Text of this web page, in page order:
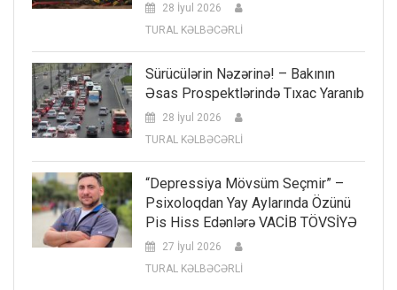
28 İyul 2026
TURAL KƏLBƏCƏRLİ
Sürücülərin Nəzərinə! – Bakının
Əsas Prospektlərində Tıxac Yaranıb
28 İyul 2026
TURAL KƏLBƏCƏRLİ
“Depressiya Mövsüm Seçmir” –
Psixoloqdan Yay Aylarında Özünü
Pis Hiss Edənlərə VACİB TÖVSİYƏ
27 İyul 2026
TURAL KƏLBƏCƏRLİ